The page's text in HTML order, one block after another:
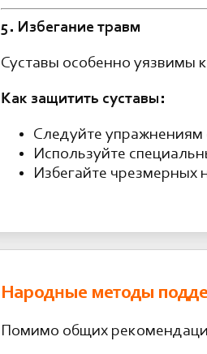
5. Избегание травм
Суставы особенно уязвимы
Как защитить суставы:
Следуйте упражнениям
Используйте
Избегайте чрезмерных
Народные методы
Помимо общих